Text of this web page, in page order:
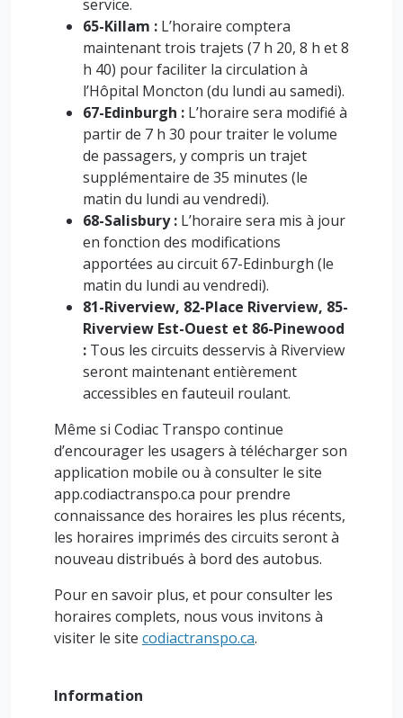
service.
65-Killam : L’horaire comptera
maintenant trois trajets (7 h 20, 8 h et 8
h 40) pour faciliter la circulation à
l’Hôpital Moncton (du lundi au samedi).
67-Edinburgh : L’horaire sera modifié à
partir de 7 h 30 pour traiter le volume
de passagers, y compris un trajet
supplémentaire de 35 minutes (le
matin du lundi au vendredi).
68-Salisbury : L’horaire sera mis à jour
en fonction des modifications
apportées au circuit 67-Edinburgh (le
matin du lundi au vendredi).
81-Riverview, 82-Place Riverview, 85-
Riverview Est-Ouest et 86-Pinewood
: Tous les circuits desservis à Riverview
seront maintenant entièrement
accessibles en fauteuil roulant.
Même si Codiac Transpo continue
d’encourager les usagers à télécharger son
application mobile ou à consulter le site
app.codiactranspo.ca pour prendre
connaissance des horaires les plus récents,
les horaires imprimés des circuits seront à
nouveau distribués à bord des autobus.
Pour en savoir plus, et pour consulter les
horaires complets, nous vous invitons à
visiter le site codiactranspo.ca.
Information